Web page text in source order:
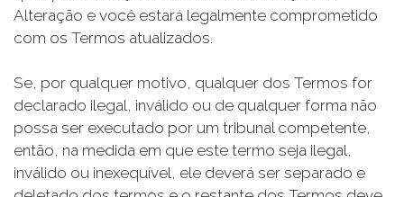
Alteração e você estará legalmente comprometido
com os Termos atualizados.
Se, por qualquer motivo, qualquer dos Termos for
declarado ilegal, inválido ou de qualquer forma não
possa ser executado por um tribunal competente,
então, na medida em que este termo seja ilegal,
inválido ou inexequível, ele deverá ser separado e